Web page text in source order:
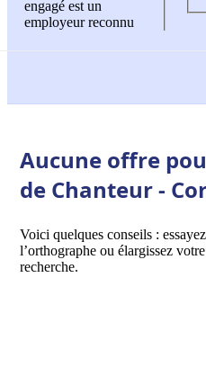
engagé est un
employeur reconnu
Aucune offre
de Chanteur -
Voici quelques conseils :
l’orthographe ou élargissez
recherche.